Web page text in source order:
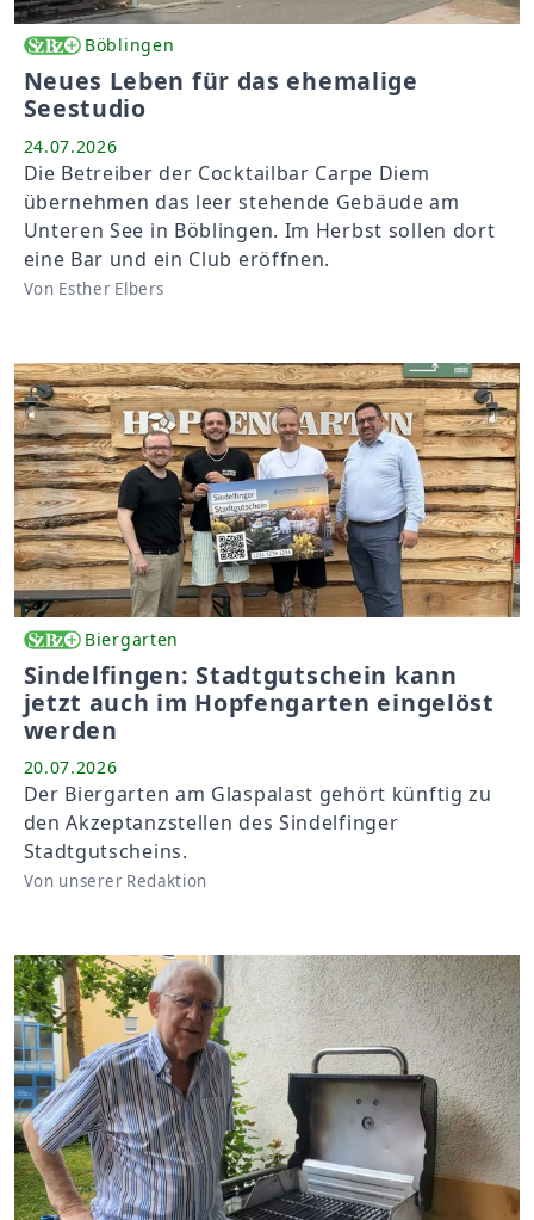
Böblingen
Neues Leben für das ehemalige
Seestudio
24.07.2026
Die Betreiber der Cocktailbar Carpe Diem
übernehmen das leer stehende Gebäude am
Unteren See in Böblingen. Im Herbst sollen dort
eine Bar und ein Club eröffnen.
Von Esther Elbers
Biergarten
Sindelfingen: Stadtgutschein kann
jetzt auch im Hopfengarten eingelöst
werden
20.07.2026
Der Biergarten am Glaspalast gehört künftig zu
den Akzeptanzstellen des Sindelfinger
Stadtgutscheins.
Von unserer Redaktion